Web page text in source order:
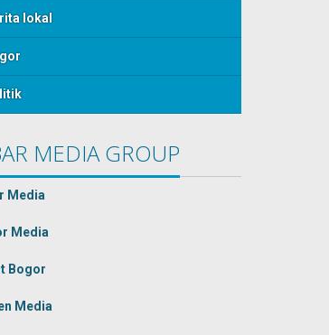
lokal
MEDIA GROUP
Media
Media
Bogor
Media